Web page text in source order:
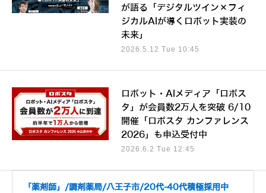
が語る「デジタルツイン×フィ
ジカルAIが導くロボット実装の
未来」
2026.5.12 Tue 10:45
ロボット・AIメディア「ロボス
タ」が会員数2万人を突破 6/10
開催「ロボスタ カンファレンス
2026」も申込受付中
2026.6.2 Tue 12:45
「薬剤師」/調剤薬局/八王子市/20代-40代積極採用中